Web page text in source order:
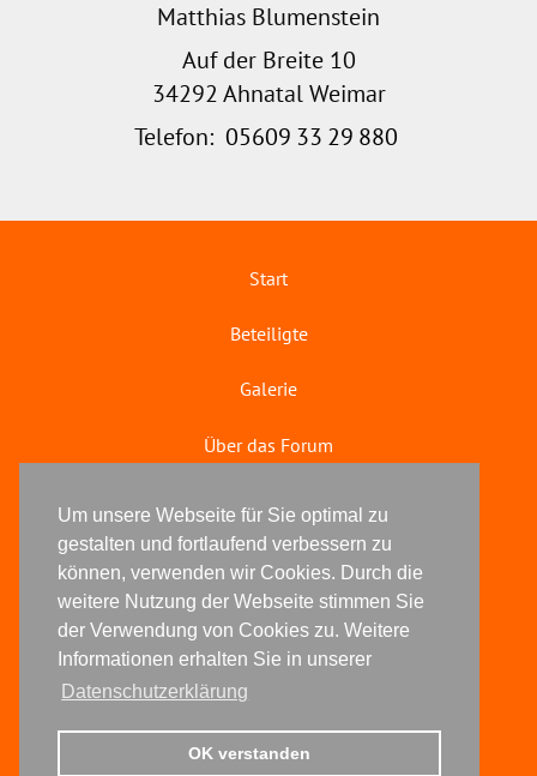
Um unsere Webseite für Sie optimal zu
gestalten und fortlaufend verbessern zu
können, verwenden wir Cookies. Durch die
weitere Nutzung der Webseite stimmen Sie
der Verwendung von Cookies zu. Weitere
Informationen erhalten Sie in unserer
Datenschutzerklärung
OK verstanden
Matthias Blumenstein
Auf der Breite 10
34292 Ahnatal Weimar
Telefon: 05609 33 29 880
Start
Beteiligte
Galerie
Über das Forum
© 2025 kreative köpfe
Impressum
Datenschutz